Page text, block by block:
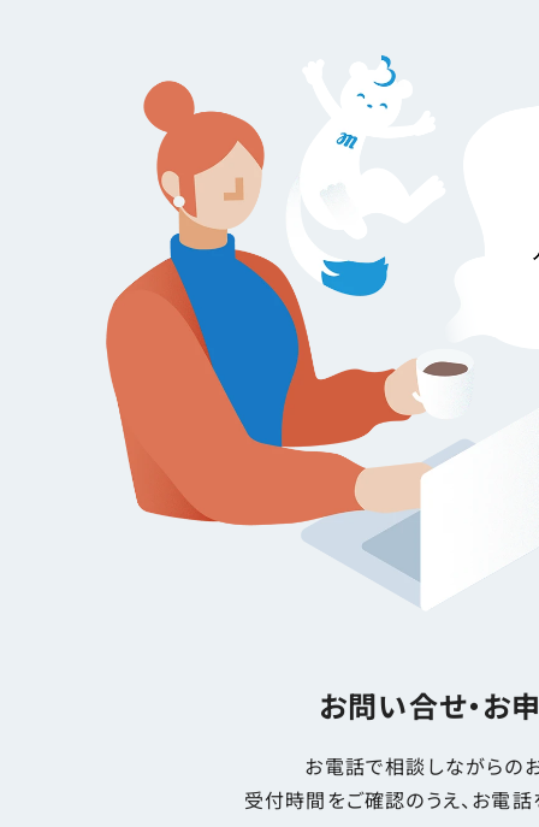
お問い合せ・お
お電話で相談しながらの
受付時間をご確認のうえ、お電話